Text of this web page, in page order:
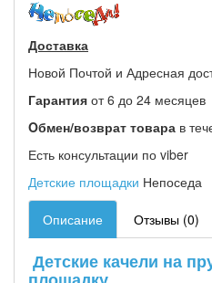
Доставка
Новой Почтой и Адресная
Гарантия от 6 до 24 месяцев
Oбмен/возврат товара в
Есть консультации по viber
Детские площадки Непоседа
Описание Отзывы (0)
Детские качели на